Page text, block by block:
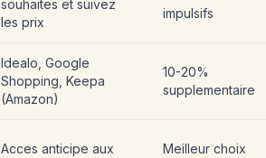
souhaites et suivez
les prix
impulsifs
Idealo, Google
Shopping, Keepa
(Amazon)
10-20%
supplementaire
Acces anticipe aux
Meilleur choix